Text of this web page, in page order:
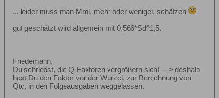
... leider muss man Mml, mehr oder weniger, schätzen
.
gut geschätzt wird allgemein mit 0,566*Sd^1,5.
Friedemann,
Du schriebst, die Q-Faktoren vergrößern sich! ---> deshalb
hast Du den Faktor vor der Wurzel, zur Berechnung von
Qtc, in den Folgeausgaben weggelassen.